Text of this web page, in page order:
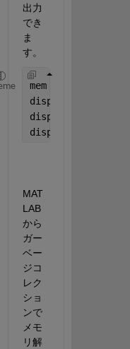
出力
でき
ま
す。
mem = memory;
MAT
LAB
から
ガー
ベー
ジコ
レク
ショ
ンで
メモ
リ解